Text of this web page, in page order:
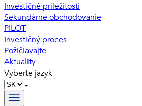
Investičné príležitosti
Sekundárne obchodovanie
PILOT
Investičný proces
Požičiavajte
Aktuality
Vyberte jazyk